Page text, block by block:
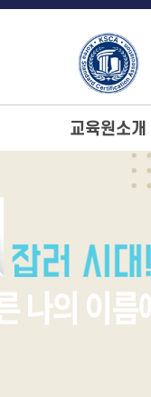
교육원소개